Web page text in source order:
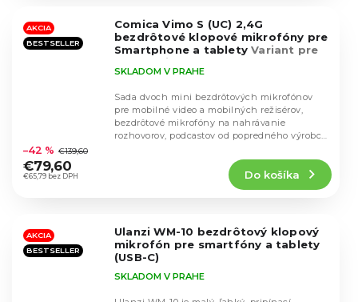
hviezdičiek.
AKCIA
BESTSELLER
Comica Vimo S (UC) 2,4G
bezdrôtové klopové mikrofóny pre
Smartphone a tabletyVariant pre
USB-C (čierna)
hodnotenie
produktu
je
hviezdičiek.
SKLADOM V PRAHE
€65,79 bez DPH
–42 % €139,60
€79,60
Do košíka
Sada dvoch mini bezdrôtových mikrofónov
pre mobilné video a mobilných režisérov,
bezdrôtové mikrofóny na nahrávanie
rozhovorov, podcastov od popredného výrobcu
AKCIA
BESTSELLER
Ulanzi WM-10 bezdrôtový klopový
mikrofón pre smartfóny a tablety
(USB-C)
SKLADOM V PRAHE